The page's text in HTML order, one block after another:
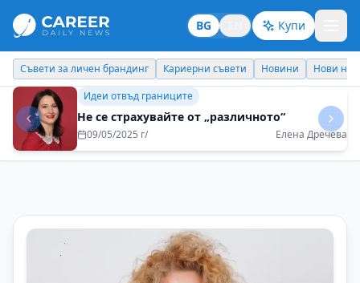
BG Купи
Кариерни съвети Новини Нови назначения Днес празнува
Идеи отвъд границите
България е съкровище, което тепърва
светът ще открива
07/07/2025 г/ Цветелина Николова